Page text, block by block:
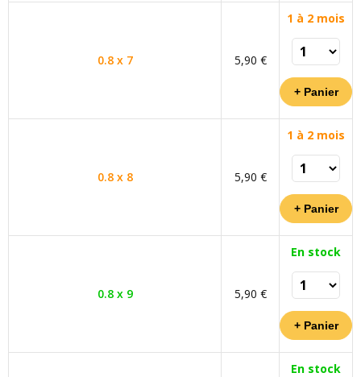
0.8 x 7 5,90 €
1 à 2 mois
0.8 x 8 5,90 €
1 à 2 mois
0.8 x 9 5,90 €
En stock
En stock